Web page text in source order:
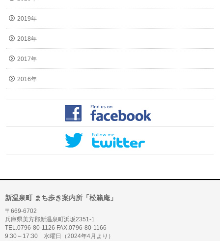
2019年
2018年
2017年
2016年
新温泉町 まち歩き案内所「松籟庵」
〒669-6702
兵庫県美方郡新温泉町浜坂2351-1
TEL.0796-80-1126 FAX.0796-80-1166
9:30～17:30 水曜日（2024年4月より）